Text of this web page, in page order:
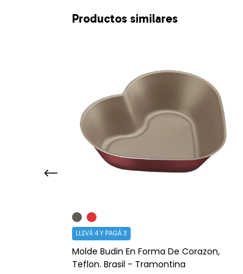
Productos similares
Molde Budin En Forma De Corazon,
Teflon. Brasil - Tramontina
LLEVÁ 4 Y PAGÁ 3